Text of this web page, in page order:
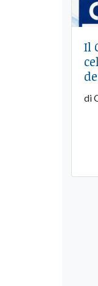
Il
di